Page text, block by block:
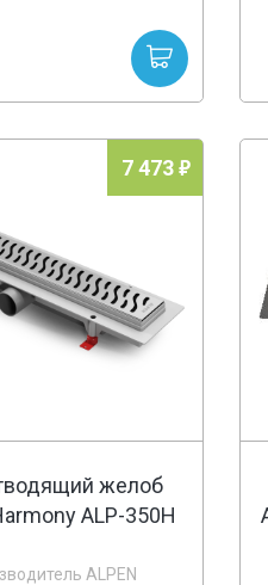
7 473
желоб
ALP-350H
ALPEN